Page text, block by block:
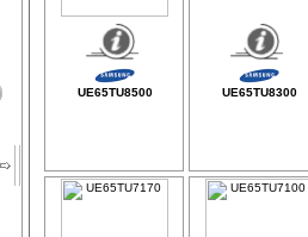
UE65TU8500 UE65TU8300